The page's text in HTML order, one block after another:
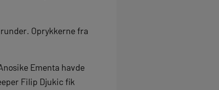
Oprykkerne fra
Ementa havde
Filip Djukic fik